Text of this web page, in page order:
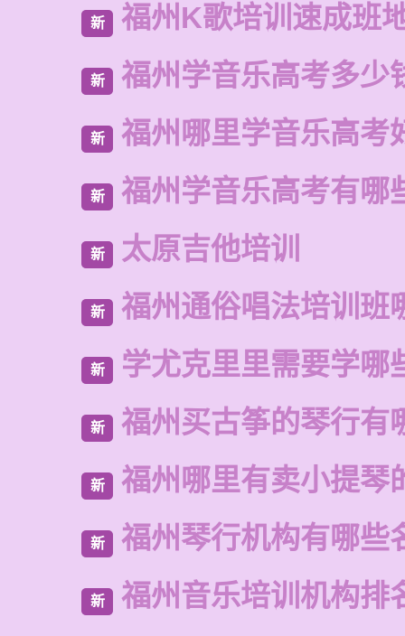
新 福州K歌培训速成班
新 福州学音乐高考多少
新 福州哪里学音乐高考
新 福州学音乐高考有哪
新 太原吉他培训
新 福州通俗唱法培训班
新 学尤克里里需要学哪
新 福州买古筝的琴行有
新 福州哪里有卖小提琴
新 福州琴行机构有哪些
新 福州音乐培训机构排